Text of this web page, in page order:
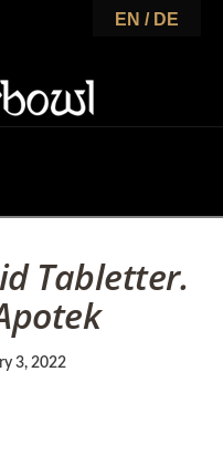
Tabletter.
3, 2022
EN / DE